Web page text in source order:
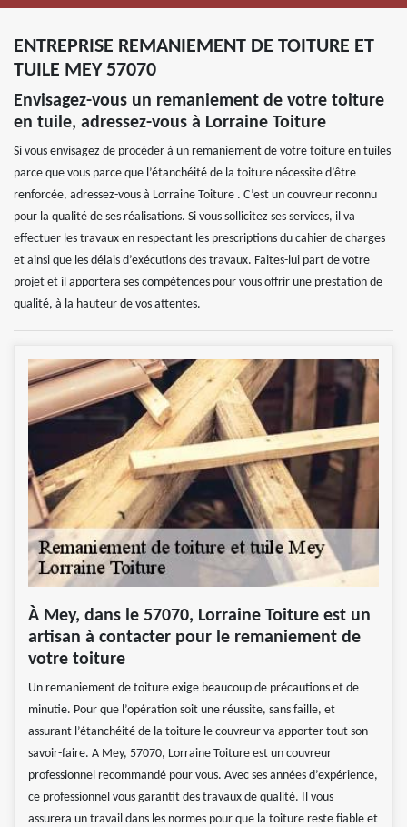
ENTREPRISE REMANIEMENT DE TOITURE ET
TUILE MEY 57070
Envisagez-vous un remaniement de votre toiture
en tuile, adressez-vous à Lorraine Toiture
Si vous envisagez de procéder à un remaniement de votre toiture en tuiles
parce que vous parce que l’étanchéité de la toiture nécessite d’être
renforcée, adressez-vous à Lorraine Toiture . C’est un couvreur reconnu
pour la qualité de ses réalisations. Si vous sollicitez ses services, il va
effectuer les travaux en respectant les prescriptions du cahier de charges
et ainsi que les délais d’exécutions des travaux. Faites-lui part de votre
projet et il apportera ses compétences pour vous offrir une prestation de
qualité, à la hauteur de vos attentes.
À Mey, dans le 57070, Lorraine Toiture est un
artisan à contacter pour le remaniement de
votre toiture
Un remaniement de toiture exige beaucoup de précautions et de
minutie. Pour que l’opération soit une réussite, sans faille, et
assurant l’étanchéité de la toiture le couvreur va apporter tout son
savoir-faire. A Mey, 57070, Lorraine Toiture est un couvreur
professionnel recommandé pour vous. Avec ses années d’expérience,
ce professionnel vous garantit des travaux de qualité. Il vous
assurera un travail dans les normes pour que la toiture reste fiable et